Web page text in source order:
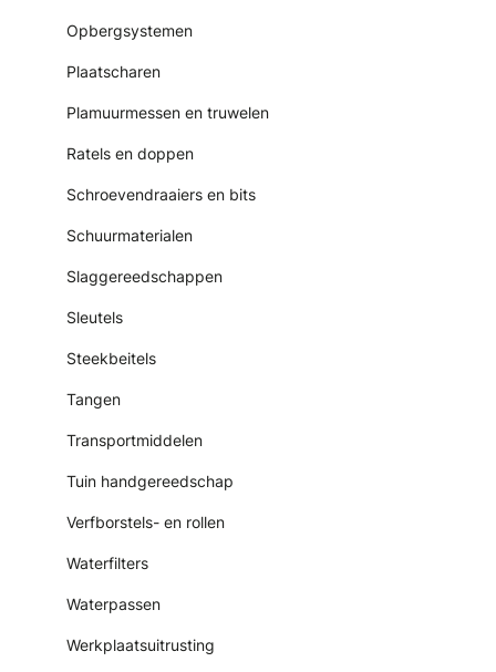
Opbergsystemen
Plaatscharen
Plamuurmessen en truwelen
Ratels en doppen
Schroevendraaiers en bits
Schuurmaterialen
Slaggereedschappen
Sleutels
Steekbeitels
Tangen
Transportmiddelen
Tuin handgereedschap
Verfborstels- en rollen
Waterfilters
Waterpassen
Werkplaatsuitrusting